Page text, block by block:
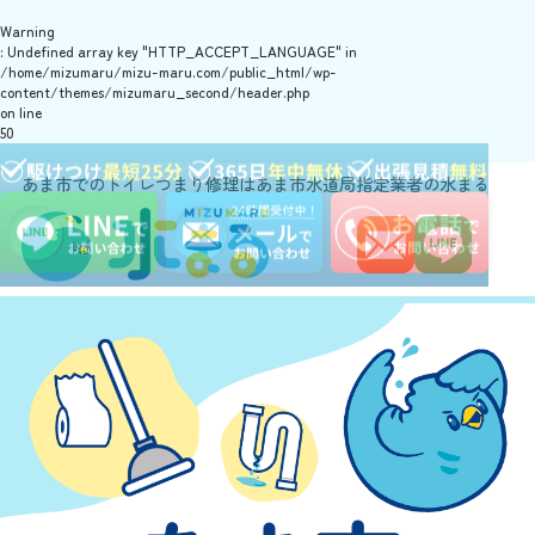
Warning
: Undefined array key "HTTP_ACCEPT_LANGUAGE" in
/home/mizumaru/mizu-maru.com/public_html/wp-
content/themes/mizumaru_second/header.php
on line
50
あま市でのトイレつまり修理はあま市水道局指定業者の水まる